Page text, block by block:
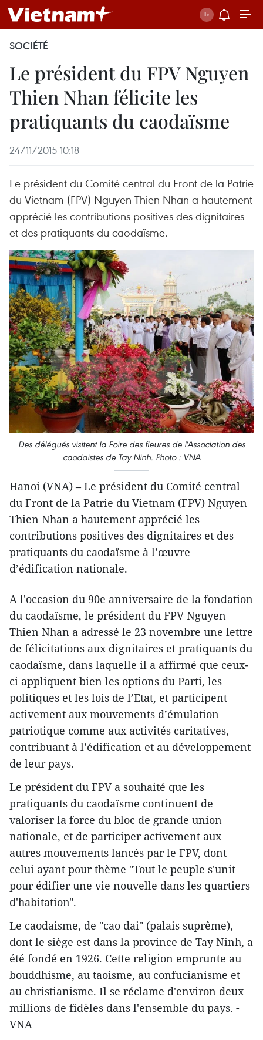
SOCIÉTÉ
Le président du FPV Nguyen
Thien Nhan félicite les
pratiquants du caodaïsme
24/11/2015 10:18
Le président du Comité central du Front de la Patrie
du Vietnam (FPV) Nguyen Thien Nhan a hautement
apprécié les contributions positives des dignitaires
et des pratiquants du caodaïsme.
Des délégués visitent la Foire des fleures de l'Association des
caodaistes de Tay Ninh. Photo : VNA
Hanoi (VNA) – Le président du Comité central
du Front de la Patrie du Vietnam (FPV) Nguyen
Thien Nhan a hautement apprécié les
contributions positives des dignitaires et des
pratiquants du caodaïsme à l’œuvre
d’édification nationale.
A l'occasion du 90e anniversaire de la fondation
du caodaïsme, le président du FPV Nguyen
Thien Nhan a adressé le 23 novembre une lettre
de félicitations aux dignitaires et pratiquants du
caodaïsme, dans laquelle il a affirmé que ceux-
ci appliquent bien les options du Parti, ​les
politiques et les lois de l’Etat, et participent
activement aux mouvements d’émulation
patriotique comme aux activités caritatives,
contribuant à l’édification et au développement
de leur pays.
Le président du FPV a souhaité que les
pratiquants du caodaïsme continuent de
valoriser la force du bloc de grande union
nationale, et de participer activement ​aux
autres mouvements lancés par le FPV, dont
celui ayant pour thème "Tout le peuple s'unit
pour édifier une vie nouvelle dans les quartiers
d'habitation".
Le caodaisme, de "cao dai" (palais suprême),
dont le siège est dans la province de Tay Ninh, a
été fondé en 1926. Cette religion emprunte au
bouddhisme, au taoisme, au confucianisme et
au christianisme. Il se réclame d'environ deux
millions de fidèles dans l'ensemble du pays. -
VNA